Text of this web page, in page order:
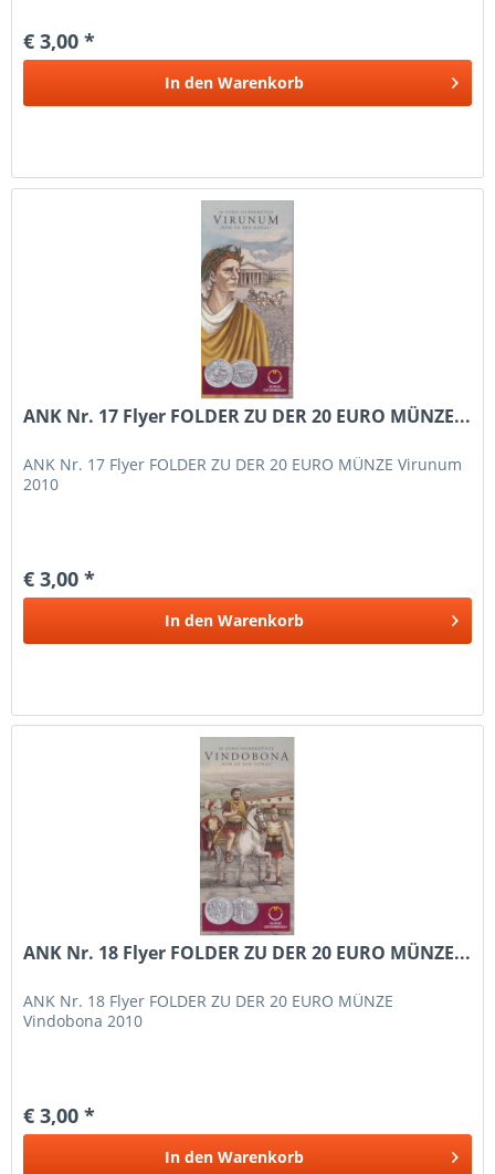
€ 3,00 *
In den Warenkorb
ANK Nr. 17 Flyer FOLDER ZU DER 20 EURO MÜNZE...
ANK Nr. 17 Flyer FOLDER ZU DER 20 EURO MÜNZE Virunum
2010
€ 3,00 *
In den Warenkorb
ANK Nr. 18 Flyer FOLDER ZU DER 20 EURO MÜNZE...
ANK Nr. 18 Flyer FOLDER ZU DER 20 EURO MÜNZE
Vindobona 2010
€ 3,00 *
In den Warenkorb